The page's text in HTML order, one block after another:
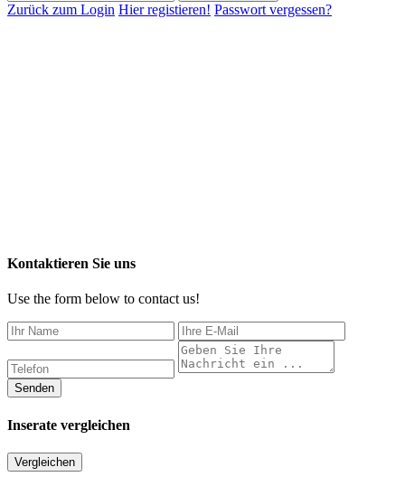
Zurück zum Login Hier registieren! Passwort vergessen?
Kontaktieren Sie uns
Use the form below to contact us!
Senden
Inserate vergleichen
Vergleichen